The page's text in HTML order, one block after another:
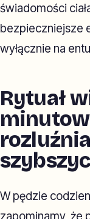
świadomości
bezpieczniejsze
wyłącznie na
Rytuał
W pędzie
zapominamy, że